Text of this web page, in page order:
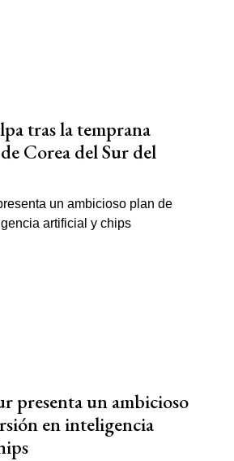
tras la temprana
Corea del Sur del
presenta un ambicioso
en inteligencia